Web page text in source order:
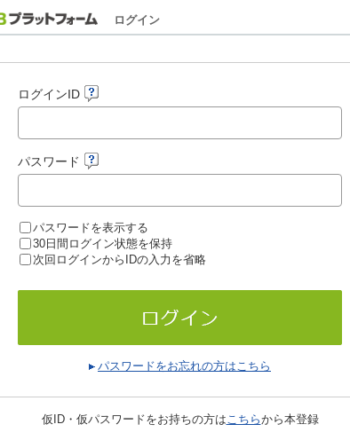
ログイン
ログインID
パスワード
パスワードを表示する
30日間ログイン状態を保持
次回ログインからIDの入力を省略
パスワードをお忘れの方はこちら
仮ID・仮パスワードをお持ちの方はこちらから本登録